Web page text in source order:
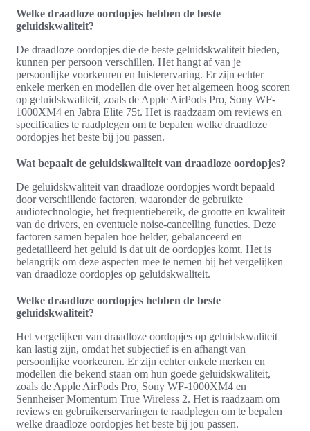
Welke draadloze oordopjes hebben de beste
geluidskwaliteit?
De draadloze oordopjes die de beste geluidskwaliteit bieden,
kunnen per persoon verschillen. Het hangt af van je
persoonlijke voorkeuren en luisterervaring. Er zijn echter
enkele merken en modellen die over het algemeen hoog scoren
op geluidskwaliteit, zoals de Apple AirPods Pro, Sony WF-
1000XM4 en Jabra Elite 75t. Het is raadzaam om reviews en
specificaties te raadplegen om te bepalen welke draadloze
oordopjes het beste bij jou passen.
Wat bepaalt de geluidskwaliteit van draadloze oordopjes?
De geluidskwaliteit van draadloze oordopjes wordt bepaald
door verschillende factoren, waaronder de gebruikte
audiotechnologie, het frequentiebereik, de grootte en kwaliteit
van de drivers, en eventuele noise-cancelling functies. Deze
factoren samen bepalen hoe helder, gebalanceerd en
gedetailleerd het geluid is dat uit de oordopjes komt. Het is
belangrijk om deze aspecten mee te nemen bij het vergelijken
van draadloze oordopjes op geluidskwaliteit.
Welke draadloze oordopjes hebben de beste
geluidskwaliteit?
Het vergelijken van draadloze oordopjes op geluidskwaliteit
kan lastig zijn, omdat het subjectief is en afhangt van
persoonlijke voorkeuren. Er zijn echter enkele merken en
modellen die bekend staan om hun goede geluidskwaliteit,
zoals de Apple AirPods Pro, Sony WF-1000XM4 en
Sennheiser Momentum True Wireless 2. Het is raadzaam om
reviews en gebruikerservaringen te raadplegen om te bepalen
welke draadloze oordopjes het beste bij jou passen.